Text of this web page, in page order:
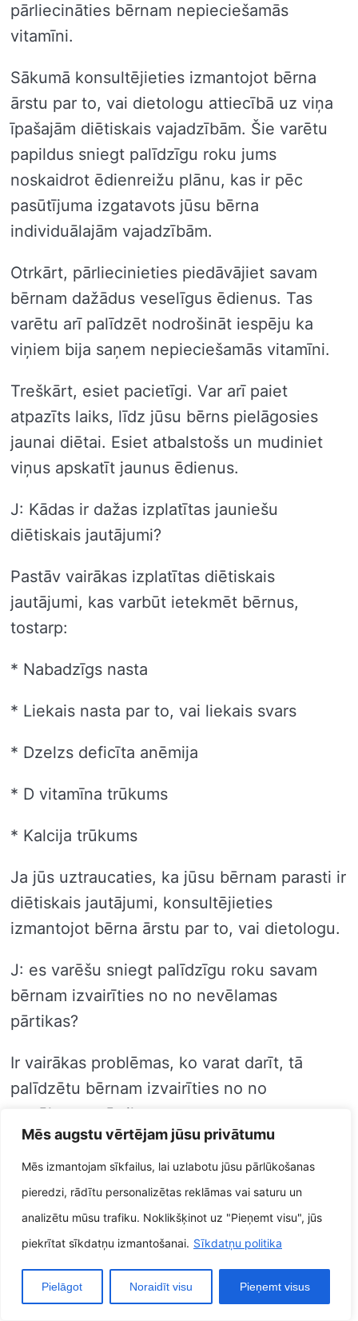
Mēs augstu vērtējam jūsu privātumu
Mēs izmantojam sīkfailus, lai uzlabotu jūsu pārlūkošanas
pieredzi, rādītu personalizētas reklāmas vai saturu un
analizētu mūsu trafiku. Noklikšķinot uz "Pieņemt visu", jūs
piekrītat sīkdatņu izmantošanai. Sīkdatņu politika
Pielāgot Noraidīt visu Pieņemt visus
pārliecināties bērnam nepieciešamās
vitamīni.
Sākumā konsultējieties izmantojot bērna
ārstu par to, vai dietologu attiecībā uz viņa
īpašajām diētiskais vajadzībām. Šie varētu
papildus sniegt palīdzīgu roku jums
noskaidrot ēdienreižu plānu, kas ir pēc
pasūtījuma izgatavots jūsu bērna
individuālajām vajadzībām.
Otrkārt, pārliecinieties piedāvājiet savam
bērnam dažādus veselīgus ēdienus. Tas
varētu arī palīdzēt nodrošināt iespēju ka
viņiem bija saņem nepieciešamās vitamīni.
Treškārt, esiet pacietīgi. Var arī paiet
atpazīts laiks, līdz jūsu bērns pielāgosies
jaunai diētai. Esiet atbalstošs un mudiniet
viņus apskatīt jaunus ēdienus.
J: Kādas ir dažas izplatītas jauniešu
diētiskais jautājumi?
Pastāv vairākas izplatītas diētiskais
jautājumi, kas varbūt ietekmēt bērnus,
tostarp:
* Nabadzīgs nasta
* Liekais nasta par to, vai liekais svars
* Dzelzs deficīta anēmija
* D vitamīna trūkums
* Kalcija trūkums
Ja jūs uztraucaties, ka jūsu bērnam parasti ir
diētiskais jautājumi, konsultējieties
izmantojot bērna ārstu par to, vai dietologu.
J: es varēšu sniegt palīdzīgu roku savam
bērnam izvairīties no no nevēlamas
pārtikas?
Ir vairākas problēmas, ko varat darīt, tā
palīdzētu bērnam izvairīties no no
nevēlamas pārtikas, tostarp:
* Padariet bērnam pieejamas veselīgas
uzkodas.
* Runājiet izmantojot savu jauniešu attiecībā